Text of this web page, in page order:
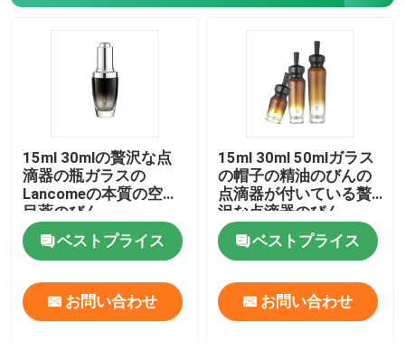
化粧品の空気のないびん
化粧品のローションのびん
贅沢な点滴器のびん
化粧品ガラス瓶
空の防臭剤棒
15ml 30mlの贅沢な点
滴器の瓶ガラスの
Lancomeの本質の空の
目薬のびん
ベストプライス
お問い合わせ
15ml 30ml 50mlガラス
の帽子の精油のびんの
点滴器が付いている贅
沢な点滴器のびん
ベストプライス
お問い合わせ